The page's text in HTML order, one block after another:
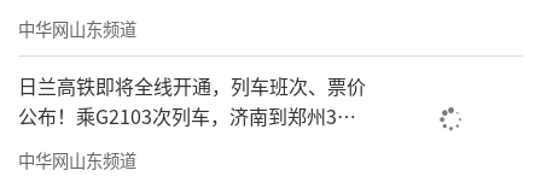
中华网山东频道
日兰高铁即将全线开通，列车班次、票价
公布！乘G2103次列车，济南到郑州3小
时到达
中华网山东频道